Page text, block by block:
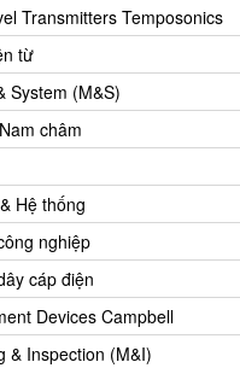
Vietnam
Vietnam
Transmitters Temposonics
từ
System (M&S)
châm
Hệ thống
nghiệp
cáp điện
Devices Campbell
& Inspection (M&I)